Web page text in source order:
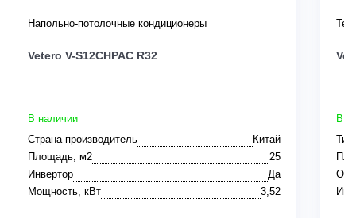
Напольно-потолочные кондиционеры
Vetero V-S12CHPAC R32
В наличии
Страна производитель
Китай
Площадь, м2
25
Инвертор
Да
Мощность, кВт
3,52
В
Тип